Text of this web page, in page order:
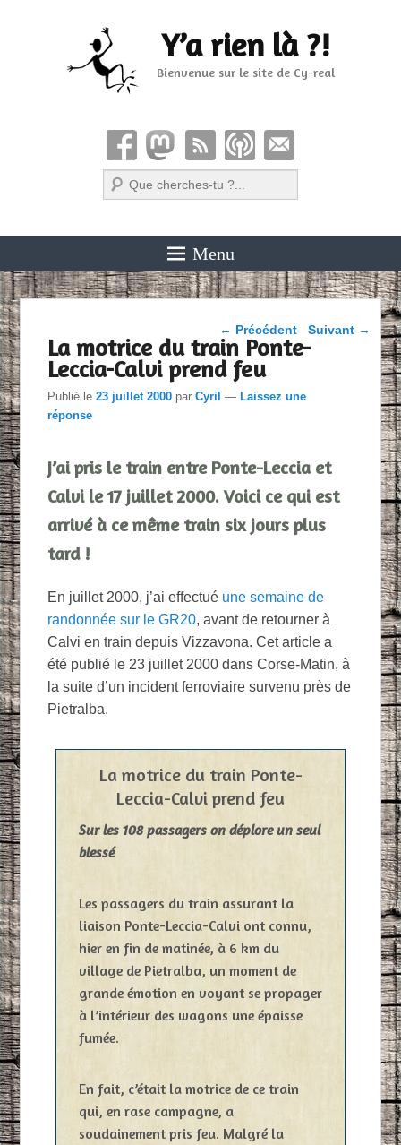
Y’a rien là ?!
Bienvenue sur le site de Cy-real
Recherche
Menu
Parcourir les articles
← Précédent Suivant →
La motrice du train Ponte-
Leccia-Calvi prend feu
Publié le23 juillet 2000 parCyril —Laissez une
réponse
J’ai pris le train entre Ponte-Leccia et
Calvi le 17 juillet 2000. Voici ce qui est
arrivé à ce même train six jours plus
tard !
En juillet 2000, j’ai effectué une semaine de
randonnée sur le GR20, avant de retourner à
Calvi en train depuis Vizzavona. Cet article a
été publié le 23 juillet 2000 dans Corse-Matin, à
la suite d’un incident ferroviaire survenu près de
Pietralba.
La motrice du train Ponte-
Leccia-Calvi prend feu
Sur les 108 passagers on déplore un seul
blessé
Les passagers du train assurant la
liaison Ponte-Leccia-Calvi ont connu,
hier en fin de matinée, à 6 km du
village de Pietralba, un moment de
grande émotion en voyant se propager
à l’intérieur des wagons une épaisse
fumée.
En fait, c’était la motrice de ce train
qui, en rase campagne, a
soudainement pris feu. Malgré la